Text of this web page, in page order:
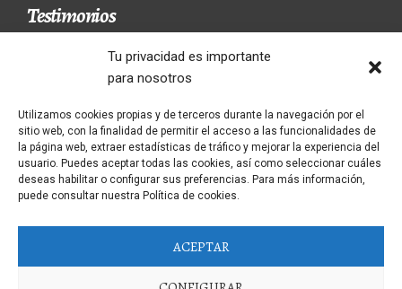
Tu privacidad es importante
para nosotros
Utilizamos cookies propias y de terceros durante la navegación por el
sitio web, con la finalidad de permitir el acceso a las funcionalidades de
la página web, extraer estadísticas de tráfico y mejorar la experiencia del
usuario. Puedes aceptar todas las cookies, así como seleccionar cuáles
deseas habilitar o configurar sus preferencias. Para más información,
puede consultar nuestra Política de cookies.
ACEPTAR
Testimonios
Un restaurant avec le menú fait dans la
maison. Les seveurs súper sympatiques. Je le
recommande 100/100
CARLOS